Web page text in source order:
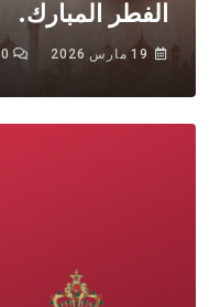
الفطر المبارك.
19 مارس 2026 0